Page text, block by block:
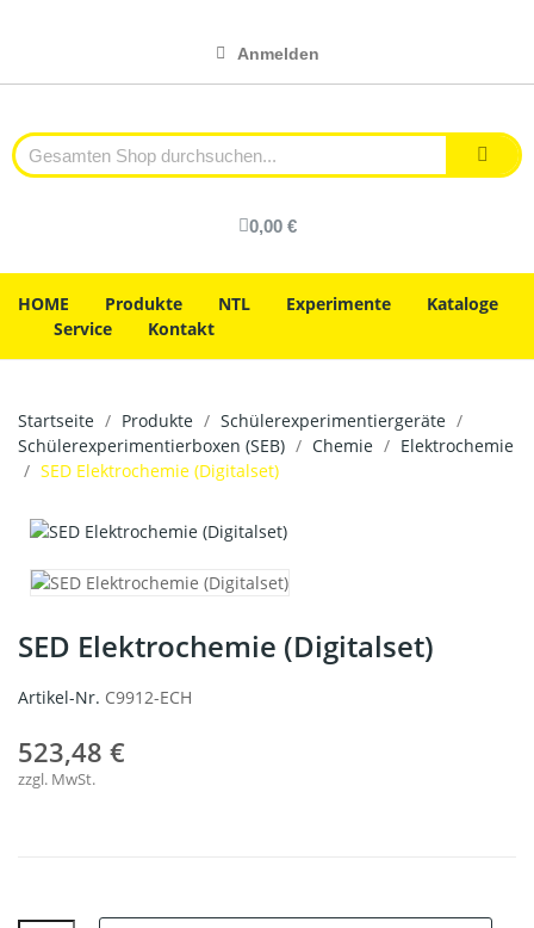
Anmelden
0,00 €
HOME Produkte NTL Experimente
Kataloge
Service
Kontakt
Startseite Produkte
Schülerexperimentiergeräte
Schülerexperimentierboxen (SEB)
Chemie
Elektrochemie
SED Elektrochemie (Digitalset)
SED Elektrochemie (Digitalset)
Artikel-Nr. C9912-ECH
523,48 €
zzgl. MwSt.